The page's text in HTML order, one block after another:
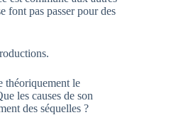
font pas passer pour des
théoriquement le
les causes de son
des séquelles ?